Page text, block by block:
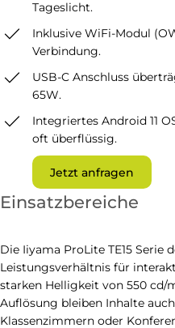
Tageslicht.
Inklusive WiFi-Modul
Verbindung.
USB-C Anschluss
65W.
Integriertes Android 11
oft überflüssig.
Jetzt anfragen
Einsatzbereiche
Die Iiyama ProLite TE15 Serie
Leistungsverhältnis für
starken Helligkeit von 550 cd/
Auflösung bleiben Inhalte
Klassenzimmern oder